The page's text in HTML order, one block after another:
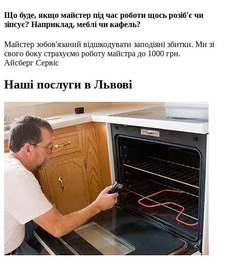
Що буде, якщо майстер під час роботи щось розіб'є чи
зіпсує? Наприклад, меблі чи кафель?
Майстер зобов'язаний відшкодувати заподіяні збитки. Ми зі
свого боку страхуємо роботу майстра до 1000 грн.
Айсберг Сервіс
Наші послуги в Львові